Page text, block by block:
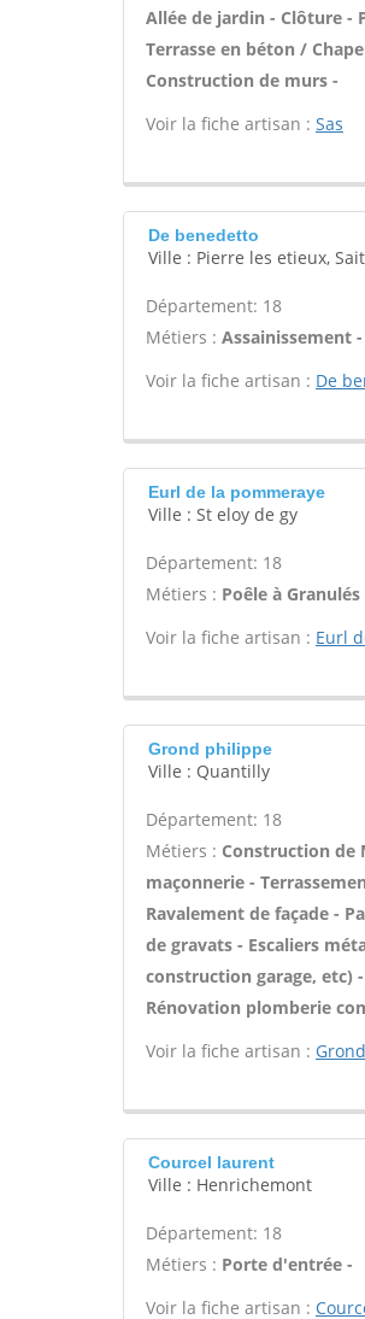
Allée de jardin - Clôture -
Terrasse en béton /
Construction de murs -
Voir la fiche artisan : Sas
De benedetto
Ville : Pierre les etieux,
Département: 18
Métiers : Assainissement -
Voir la fiche artisan : De
Eurl de la pommeraye
Ville : St eloy de gy
Département: 18
Métiers : Poêle à Granulés
Voir la fiche artisan : Eurl
Grond philippe
Ville : Quantilly
Département: 18
Métiers : Construction de
maçonnerie -
Ravalement de façade -
de gravats - Escaliers
construction garage, etc)
Rénovation plomberie
Voir la fiche artisan :
Courcel laurent
Ville : Henrichemont
Département: 18
Métiers : Porte d'entrée -
Voir la fiche artisan :